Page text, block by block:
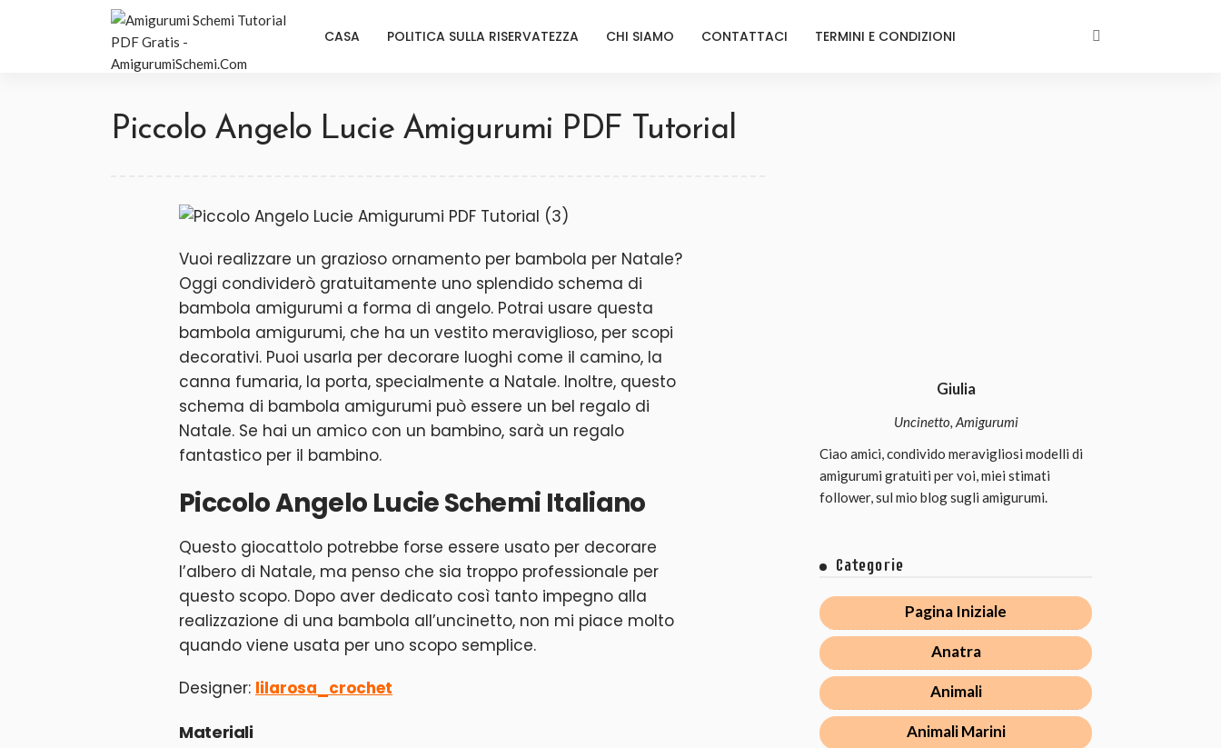
CASA POLITICA SULLA RISERVATEZZA CHI SIAMO CONTATTACI TERMINI E CONDIZIONI
Piccolo Angelo Lucie Amigurumi PDF Tutorial
Vuoi realizzare un grazioso ornamento per bambola per Natale?
Oggi condividerò gratuitamente uno splendido schema di
bambola amigurumi a forma di angelo. Potrai usare questa
bambola amigurumi, che ha un vestito meraviglioso, per scopi
decorativi. Puoi usarla per decorare luoghi come il camino, la
canna fumaria, la porta, specialmente a Natale. Inoltre, questo
schema di bambola amigurumi può essere un bel regalo di
Natale. Se hai un amico con un bambino, sarà un regalo
fantastico per il bambino.
Piccolo Angelo Lucie Schemi Italiano
Questo giocattolo potrebbe forse essere usato per decorare
l’albero di Natale, ma penso che sia troppo professionale per
questo scopo. Dopo aver dedicato così tanto impegno alla
realizzazione di una bambola all’uncinetto, non mi piace molto
quando viene usata per uno scopo semplice.
Designer: lilarosa_crochet
Materiali
Giulia
Uncinetto, Amigurumi
Ciao amici, condivido meravigliosi modelli di
amigurumi gratuiti per voi, miei stimati
follower, sul mio blog sugli amigurumi.
Categorie
Pagina Iniziale
Anatra
Animali
Animali Marini